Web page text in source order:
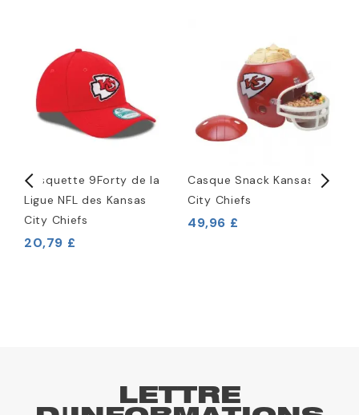
Casquette 9Forty de la
Ligue NFL des Kansas
City Chiefs
20,79 £
Casque Snack Kansas
City Chiefs
49,96 £
LETTRE